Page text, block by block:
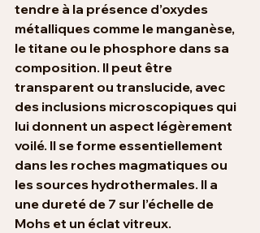
tendre à la présence d’oxydes
métalliques comme le manganèse,
le titane ou le phosphore dans sa
composition. Il peut être
transparent ou translucide, avec
des inclusions microscopiques qui
lui donnent un aspect légèrement
voilé. Il se forme essentiellement
dans les roches magmatiques ou
les sources hydrothermales. Il a
une dureté de 7 sur l’échelle de
Mohs et un éclat vitreux.